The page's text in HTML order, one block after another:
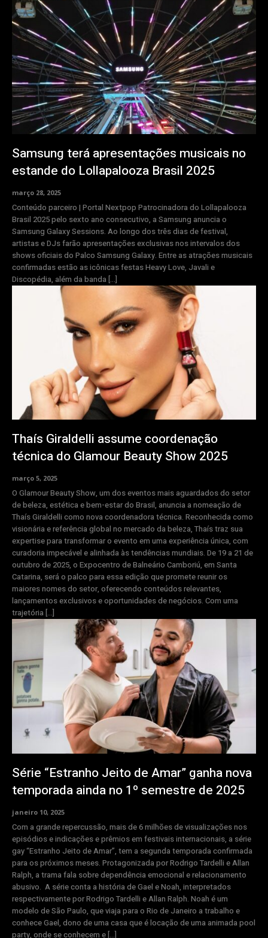
Samsung terá apresentações musicais no
estande do Lollapalooza Brasil 2025
março 28, 2025
Conteúdo parceiro | Portal Nextpop Patrocinadora do Lollapalooza
Brasil 2025 pelo sexto ano consecutivo, a Samsung anuncia o
Samsung Galaxy Sessions. Ao longo dos três dias de festival,
artistas e DJs farão apresentações exclusivas nos intervalos dos
shows oficiais do Palco Samsung Galaxy. Entre as atrações musicais
confirmadas estão as icônicas festas Heavy Love, Javali e
Discopédia, além da banda […]
Thaís Giraldelli assume coordenação
técnica do Glamour Beauty Show 2025
março 5, 2025
O Glamour Beauty Show, um dos eventos mais aguardados do setor
de beleza, estética e bem-estar do Brasil, anuncia a nomeação de
Thaís Giraldelli como nova coordenadora técnica. Reconhecida como
visionária e referência global no mercado da beleza, Thaís traz sua
expertise para transformar o evento em uma experiência única, com
curadoria impecável e alinhada às tendências mundiais. De 19 a 21 de
outubro de 2025, o Expocentro de Balneário Camboriú, em Santa
Catarina, será o palco para essa edição que promete reunir os
maiores nomes do setor, oferecendo conteúdos relevantes,
lançamentos exclusivos e oportunidades de negócios. Com uma
trajetória […]
Série “Estranho Jeito de Amar” ganha nova
temporada ainda no 1º semestre de 2025
janeiro 10, 2025
Com a grande repercussão, mais de 6 milhões de visualizações nos
episódios e indicações e prêmios em festivais internacionais, a série
gay “Estranho Jeito de Amar”, tem a segunda temporada confirmada
para os próximos meses. Protagonizada por Rodrigo Tardelli e Allan
Ralph, a trama fala sobre dependência emocional e relacionamento
abusivo. A série conta a história de Gael e Noah, interpretados
respectivamente por Rodrigo Tardelli e Allan Ralph. Noah é um
modelo de São Paulo, que viaja para o Rio de Janeiro a trabalho e
conhece Gael, dono de uma casa que é locação de uma animada pool
party, onde se conhecem e […]